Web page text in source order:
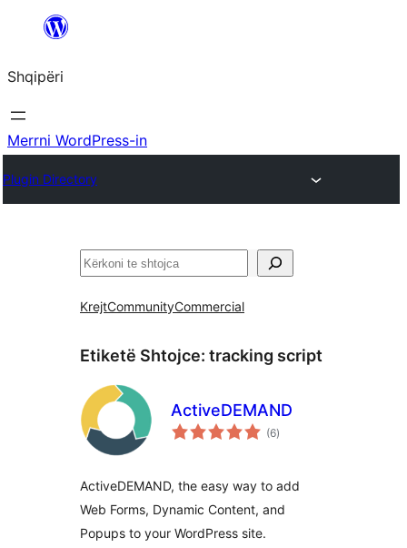
Hidhu
lënda
Shqipëri
Merrni WordPress-in
Plugin Directory
Kërko
KrejtCommunityCommercial
Etiketë Shtojce: tracking script
ActiveDEMAND
(6vlerësime
gjithsej
)
ActiveDEMAND, the easy way to add
Web Forms, Dynamic Content, and
Popups to your WordPress site.